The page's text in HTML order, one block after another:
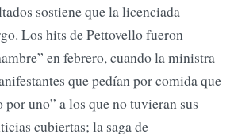
sostiene que la licenciada
Los hits de Pettovello fueron
en febrero, cuando la ministra
que pedían por comida que
por uno” a los que no tuvieran sus
cubiertas; la saga de